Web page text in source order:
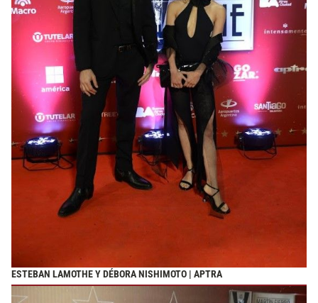
ESTEBAN LAMOTHE Y DÉBORA NISHIMOTO | APTRA